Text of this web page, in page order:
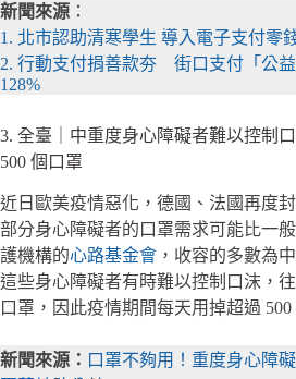
新聞來源 ：
1. 北市認助清寒學生 導入電子支付零
2. 行動支付捐善款夯 街口支付「公
128%
3. 全臺｜中重度身心障礙者難以控制
500 個口罩
近日歐美疫情惡化，德國、法國再度
部分身心障礙者的口罩需求可能比一
護機構的心路基金會 ，收容的多數為
這些身心障礙者有時難以控制口沫，
口罩，因此疫情期間每天用掉超過 500
新聞來源： 口罩不夠用！重度身心障